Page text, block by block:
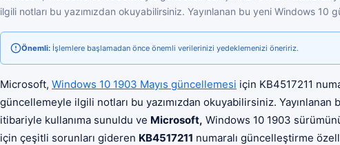
ilgili notları bu yazımızdan okuyabilirsiniz. Yayınlanan bu yeni Windows 10
Önemli: İşlemlere başlamadan önce önemli verilerinizi yedeklemenizi öneririz.
Microsoft, Windows 10 1903 Mayıs güncellemesi için KB4517211
güncellemeyle ilgili notları bu yazımızdan okuyabilirsiniz.
itibariyle kullanıma sunuldu ve Microsoft, Windows 10 1903
için çeşitli sorunları gideren KB4517211 numaralı güncelleştirme